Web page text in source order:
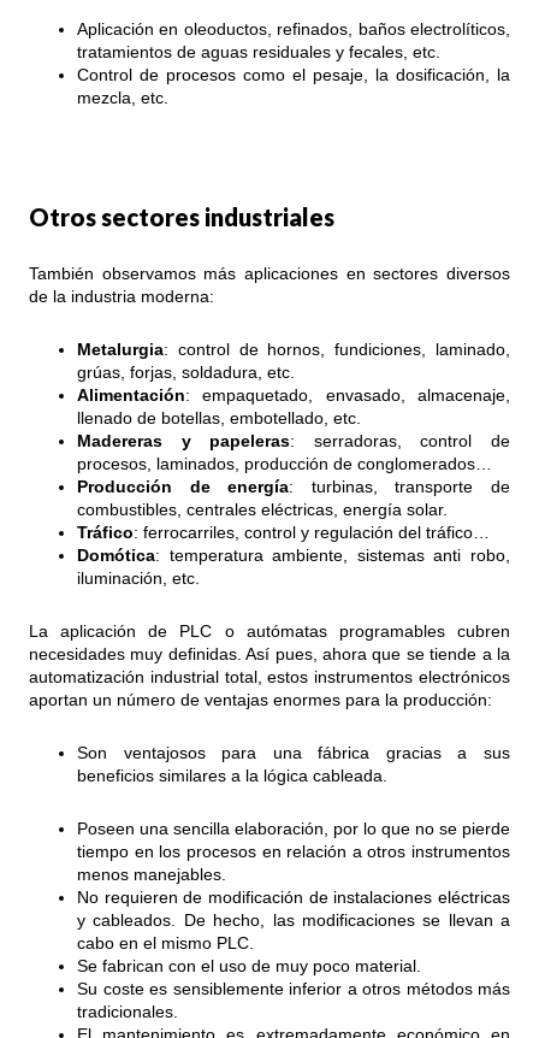
Aplicación en oleoductos, refinados, baños electrolíticos,
tratamientos de aguas residuales y fecales, etc.
Control de procesos como el pesaje, la dosificación, la
mezcla, etc.
Otros sectores industriales
También observamos más aplicaciones en sectores diversos
de la industria moderna:
Metalurgia: control de hornos, fundiciones, laminado,
grúas, forjas, soldadura, etc.
Alimentación: empaquetado, envasado, almacenaje,
llenado de botellas, embotellado, etc.
Madereras y papeleras: serradoras, control de
procesos, laminados, producción de conglomerados…
Producción de energía: turbinas, transporte de
combustibles, centrales eléctricas, energía solar.
Tráfico: ferrocarriles, control y regulación del tráfico…
Domótica: temperatura ambiente, sistemas anti robo,
iluminación, etc.
La aplicación de PLC o autómatas programables cubren
necesidades muy definidas. Así pues, ahora que se tiende a la
automatización industrial total, estos instrumentos electrónicos
aportan un número de ventajas enormes para la producción:
Son ventajosos para una fábrica gracias a sus
beneficios similares a la lógica cableada.
Poseen una sencilla elaboración, por lo que no se pierde
tiempo en los procesos en relación a otros instrumentos
menos manejables.
No requieren de modificación de instalaciones eléctricas
y cableados. De hecho, las modificaciones se llevan a
cabo en el mismo PLC.
Se fabrican con el uso de muy poco material.
Su coste es sensiblemente inferior a otros métodos más
tradicionales.